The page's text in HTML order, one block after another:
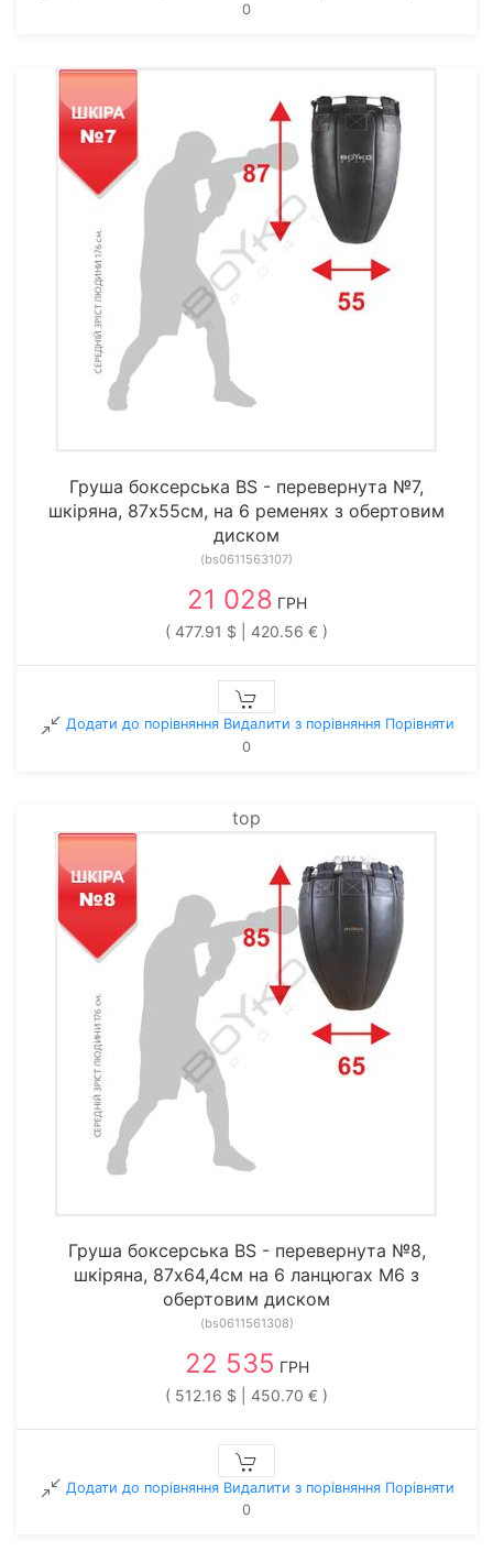
0
Груша боксерська BS - перевернута №7,
шкіряна, 87х55см, на 6 ременях з обертовим
диском
(bs0611563107)
21 028 ГРН
( 477.91 $ | 420.56 € )
Додати до порівняння Видалити з порiвняння Порівняти
0
top
Груша боксерська BS - перевернута №8,
шкіряна, 87х64,4см на 6 ланцюгах М6 з
обертовим диском
(bs0611561308)
22 535 ГРН
( 512.16 $ | 450.70 € )
Додати до порівняння Видалити з порiвняння Порівняти
0